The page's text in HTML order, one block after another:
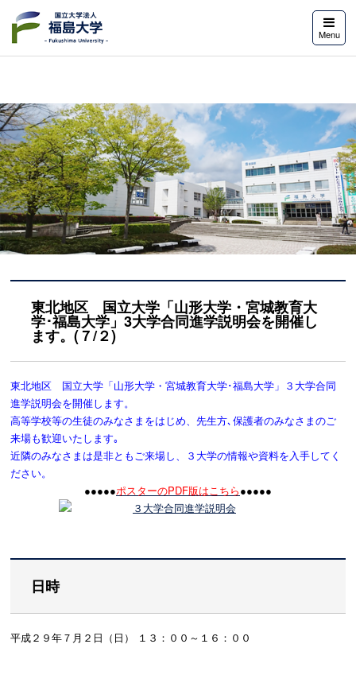
Menu
東北地区 国立大学「山形大学・宮城教育大
学･福島大学」3大学合同進学説明会を開催し
ます。(７/２)
東北地区 国立大学「山形大学 ・宮城教育大学･福島大学」３大学合同
進学説明会を開催します。
高等学校等の生徒のみなさまをはじめ、先生方､保護者のみなさまのご
来場も歓迎いたします｡
近隣のみなさまは是非ともご来場し、３大学の情報や資料を入手してく
ださい。
●●●●●ポスターのPDF版はこちら●●●●●
日時
平成２９年７月２日（日） １３：００～１６：００